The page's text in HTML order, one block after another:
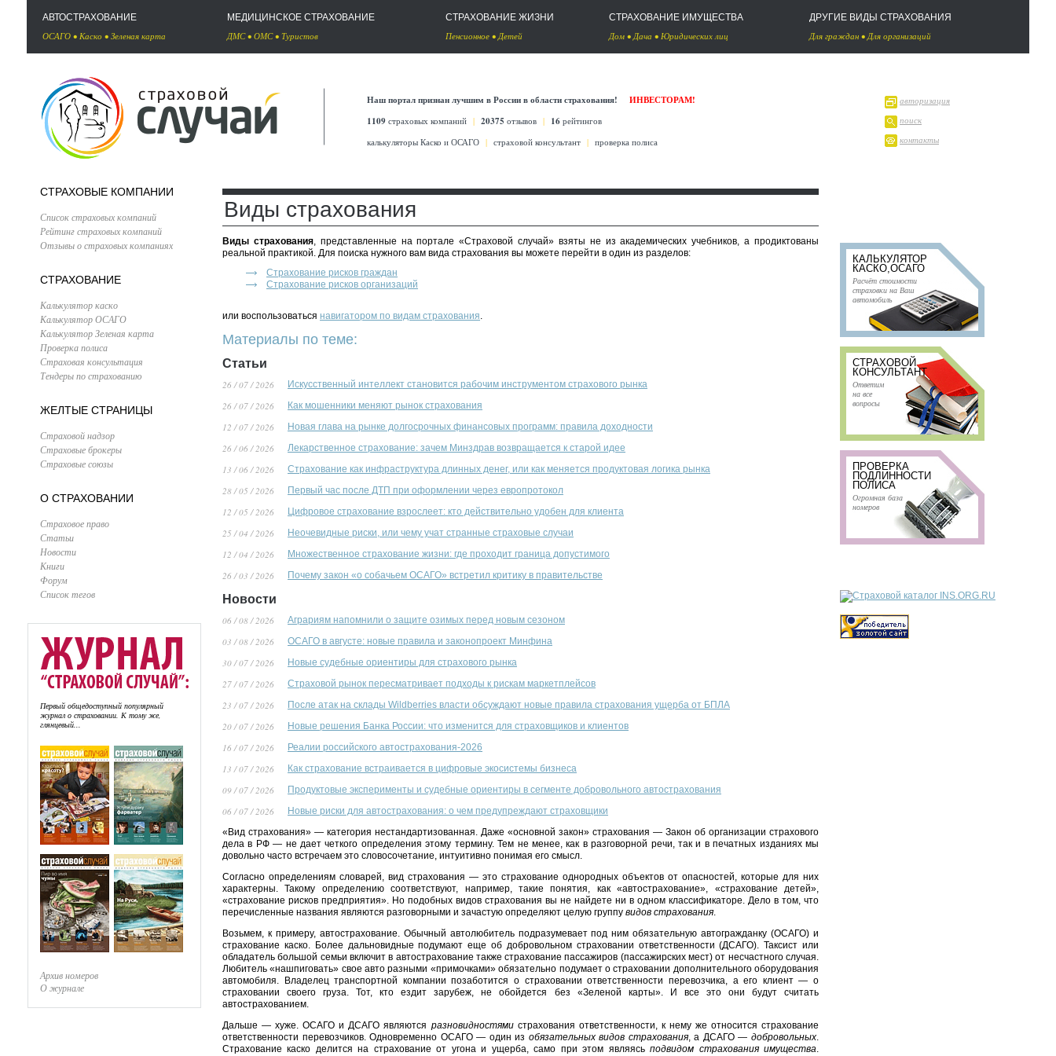
АВТОСТРАХОВАНИЕ
ОСАГО • Каско • Зеленая карта
МЕДИЦИНСКОЕ СТРАХОВАНИЕ
ДМС• ОМС• Туристов
СТРАХОВАНИЕ ЖИЗНИ
Пенсионное •Детей
СТРАХОВАНИЕ ИМУЩЕСТВА
Дом •Дача • Юридических лиц
ДРУГИЕ ВИДЫ СТРАХОВАНИЯ
Для граждан •Для организаций
Наш портал признан лучшим в России в области страхования!
ИНВЕСТОРАМ!
1109 страховых компаний | 20375 отзывов | 16 рейтингов
калькуляторы Каско и ОСАГО | страховой консультант | проверка полиса
авторизация
поиск
контакты
СТРАХОВЫЕ КОМПАНИИ
Список страховых компаний
Рейтинг страховых компаний
Отзывы о страховых компаниях
СТРАХОВАНИЕ
Калькулятор каско
Калькулятор ОСАГО
Калькулятор Зеленая карта
Проверка полиса
Страховая консультация
Тендеры по страхованию
ЖЕЛТЫЕ СТРАНИЦЫ
Страховой надзор
Страховые брокеры
Страховые союзы
О СТРАХОВАНИИ
Страховое право
Статьи
Новости
Книги
Форум
Список тегов
Первый общедоступный популярный
журнал о страховании. К тому же,
глянцевый...
Архив номеров
О журнале
Виды страхования
Виды страхования, представленные на портале «Страховой случай» взяты не из академических учебников, а продиктованы
реальной практикой. Для поиска нужного вам вида страхования вы можете перейти в один из разделов:
Страхование рисков граждан
Страхование рисков организаций
или воспользоваться навигатором по видам страхования.
Материалы по теме:
Статьи
26 / 07 / 2026 Искусственный интеллект становится рабочим инструментом страхового рынка
26 / 07 / 2026 Как мошенники меняют рынок страхования
12 / 07 / 2026 Новая глава на рынке долгосрочных финансовых программ: правила доходности
26 / 06 / 2026 Лекарственное страхование: зачем Минздрав возвращается к старой идее
13 / 06 / 2026 Страхование как инфраструктура длинных денег, или как меняется продуктовая логика рынка
28 / 05 / 2026 Первый час после ДТП при оформлении через европротокол
12 / 05 / 2026 Цифровое страхование взрослеет: кто действительно удобен для клиента
25 / 04 / 2026 Неочевидные риски, или чему учат странные страховые случаи
12 / 04 / 2026 Множественное страхование жизни: где проходит граница допустимого
26 / 03 / 2026 Почему закон «о собачьем ОСАГО» встретил критику в правительстве
Новости
06 / 08 / 2026 Аграриям напомнили о защите озимых перед новым сезоном
03 / 08 / 2026 ОСАГО в августе: новые правила и законопроект Минфина
30 / 07 / 2026 Новые судебные ориентиры для страхового рынка
27 / 07 / 2026 Страховой рынок пересматривает подходы к рискам маркетплейсов
23 / 07 / 2026 После атак на склады Wildberries власти обсуждают новые правила страхования ущерба от БПЛА
20 / 07 / 2026 Новые решения Банка России: что изменится для страховщиков и клиентов
16 / 07 / 2026 Реалии российского автострахования-2026
13 / 07 / 2026 Как страхование встраивается в цифровые экосистемы бизнеса
09 / 07 / 2026 Продуктовые эксперименты и судебные ориентиры в сегменте добровольного автострахования
06 / 07 / 2026
Новые риски для автострахования: о чем предупреждают страховщики
«Вид страхования» — категория нестандартизованная. Даже «основной закон» страхования — Закон об организации страхового
дела в РФ — не дает четкого определения этому термину. Тем не менее, как в разговорной речи, так и в печатных изданиях мы
довольно часто встречаем это словосочетание, интуитивно понимая его смысл.
Согласно определениям словарей, вид страхования — это страхование однородных объектов от опасностей, которые для них
характерны. Такому определению соответствуют, например, такие понятия, как «автострахование», «страхование детей»,
«страхование рисков предприятия». Но подобных видов страхования вы не найдете ни в одном классификаторе. Дело в том, что
перечисленные названия являются разговорными и зачастую определяют целую группу видов страхования.
Возьмем, к примеру, автострахование. Обычный автолюбитель подразумевает под ним обязательную автогражданку (ОСАГО) и
страхование каско. Более дальновидные подумают еще об добровольном страховании ответственности (ДСАГО). Таксист или
обладатель большой семьи включит в автострахование также страхование пассажиров (пассажирских мест) от несчастного случая.
Любитель «нашпиговать» свое авто разными «примочками» обязательно подумает о страховании дополнительного оборудования
автомобиля. Владелец транспортной компании позаботится о страховании ответственности перевозчика, а его клиент — о
страховании своего груза. Тот, кто ездит зарубеж, не обойдется без «Зеленой карты». И все это они будут считать
автострахованием.
Дальше — хуже. ОСАГО и ДСАГО являются разновидностямистрахования ответственности, к нему же относится страхование
ответственности перевозчиков. Одновременно ОСАГО — один из обязательных видов страхования, а ДСАГО —добровольных.
Страхование каско делится на страхование от угона и ущерба, само при этом являясьподвидом страхования имущества.
КАЛЬКУЛЯТОР
КАСКО,ОСАГО
Расчёт стоимости
страховки на Ваш
автомобиль
СТРАХОВОЙ
КОНСУЛЬТАНТ
Ответим
на все
вопросы
ПРОВЕРКА
ПОДЛИННОСТИ
ПОЛИСА
Огромная база
номеров